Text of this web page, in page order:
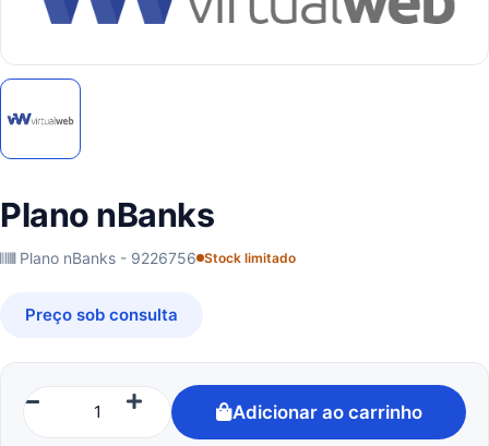
Plano nBanks
Plano nBanks - 9226756 Stock limitado
Preço sob consulta
Adicionar ao carrinho